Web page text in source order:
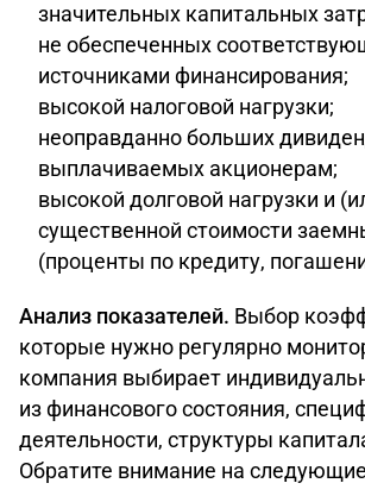
значительных капитальных
не обеспеченных
источниками финансирования;
высокой налоговой нагрузки;
неоправданно больших
выплачиваемых акционерам;
высокой долговой нагрузки и
существенной стоимости
(проценты по кредиту,
Анализ показателей. Выбор
которые нужно регулярно
компания выбирает
из финансового состояния,
деятельности, структуры
Обратите внимание на